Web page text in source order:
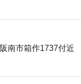
阪南市箱作1737付近